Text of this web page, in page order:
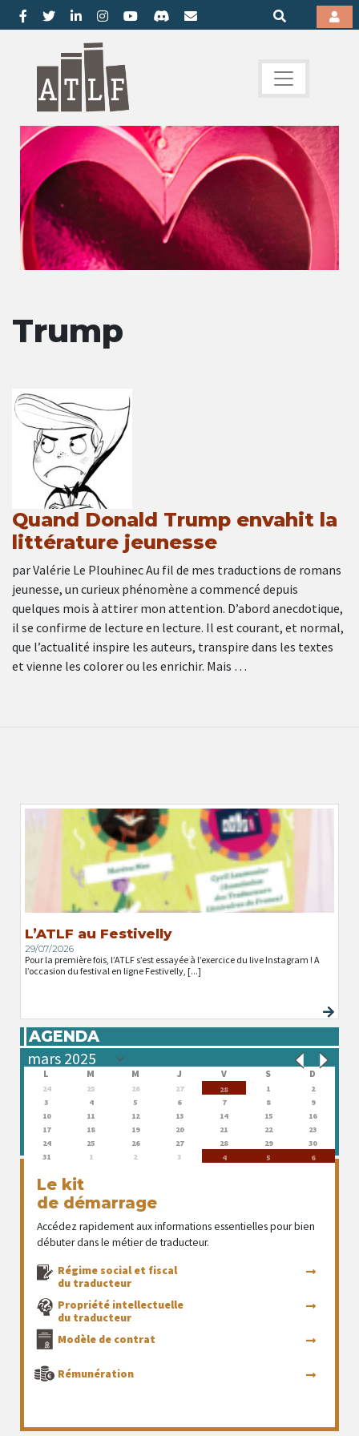
Trump
Quand Donald Trump envahit la
littérature jeunesse
par Valérie Le Plouhinec Au fil de mes traductions de romans
jeunesse, un curieux phénomène a commencé depuis
quelques mois à attirer mon attention. D’abord anecdotique,
il se confirme de lecture en lecture. Il est courant, et normal,
que l’actualité inspire les auteurs, transpire dans les textes
et vienne les colorer ou les enrichir. Mais …
L’ATLF au Festivelly
29/07/2026
Pour la première fois, l’ATLF s’est essayée à l’exercice du live Instagram ! A
l’occasion du festival en ligne Festivelly, [...]
AGENDA
L M M J V S D
24 25 26 27 28 1
2
3
4 5 6 7 8
9
10
11 12 13 14 15
16
17
18 19 20 21 22
23
24
25 26 27 28 29
30
31
1 2 3 4 5 6
Le kit
de démarrage
Accédez rapidement aux informations essentielles pour bien
débuter dans le métier de traducteur.
Régime social et fiscal
du traducteur
Propriété intellectuelle
du traducteur
Modèle de contrat
Rémunération